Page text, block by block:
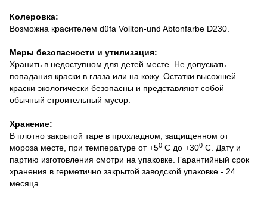
Колеровка:
Возможна красителем düfa Vollton-und Abtonfarbe D230.
Меры безопасности и утилизация:
Хранить в недоступном для детей месте. Не допускать
попадания краски в глаза или на кожу. Остатки высохшей
краски экологически безопасны и представляют собой
обычный строительный мусор.
Хранение:
В плотно закрытой таре в прохладном, защищенном от
мороза месте, при температуре от +50 С до +300 С. Дату и
партию изготовления смотри на упаковке. Гарантийный срок
хранения в герметично закрытой заводской упаковке - 24
месяца.